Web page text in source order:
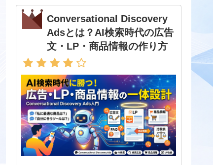
Conversational Discovery
Adsとは？AI検索時代の広告
文・LP・商品情報の作り方